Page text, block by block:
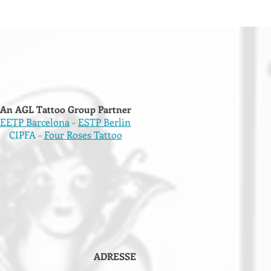
An AGL Tattoo Group Partner
EETP Barcelona - ESTP Berlin
CIPFA - Four Roses Tattoo
ADRESSE